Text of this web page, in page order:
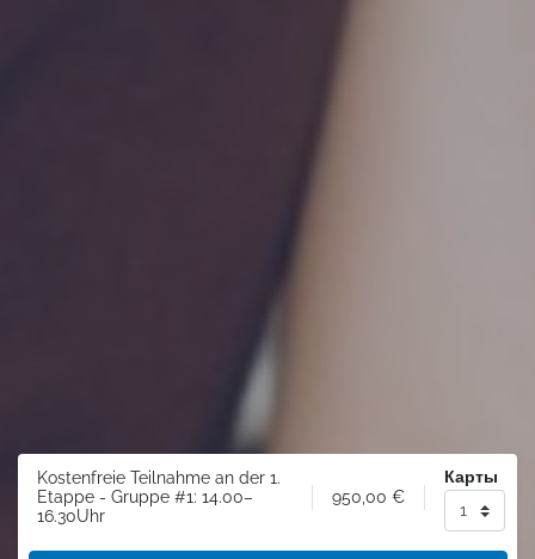
Kostenfreie Teilnahme an der 1.
Etappe - Gruppe #1: 14.00–
16.30Uhr
950,00 €
Карты